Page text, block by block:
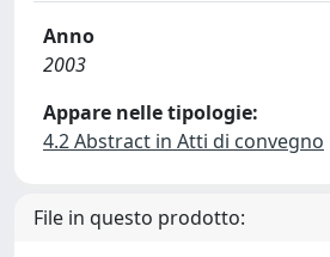
Anno
2003
Appare nelle tipologie:
4.2 Abstract in Atti di convegno
File in questo prodotto: